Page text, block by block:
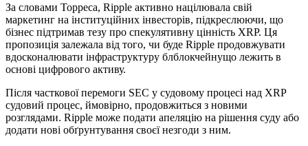
За словами Торреса, Ripple активно націлювала свій
маркетинг на інституційних інвесторів, підкреслюючи, що
бізнес підтримав тезу про спекулятивну цінність XRP. Ця
пропозиція залежала від того, чи буде Ripple продовжувати
вдосконалювати інфраструктуру блблокчейнущо лежить в
основі цифрового активу.
Після часткової перемоги SEC у судовому процесі над XRP
судовий процес, ймовірно, продовжиться з новими
розглядами. Ripple може подати апеляцію на рішення суду або
додати нові обґрунтування своєї незгоди з ним.